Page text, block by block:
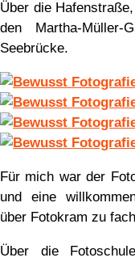
Über die
den Martha-
Seebrücke.
Für mich war der
und eine
über Fotokram zu
Über die